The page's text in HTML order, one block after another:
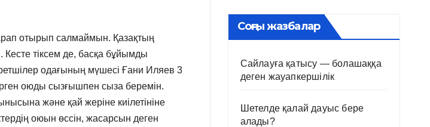
отырып салмаймын. Қазақтың
тіксем де, басқа бұйымды
одағының мүшесі Ғани Иляев 3
оюды сызғышпен сыза беремін.
және қай жеріне киілетініне
оюын өссін, жасарсын деген
Соңғы жазбалар
Сайлауға қатысу — болашаққа
деген жауапкершілік
Шетелде қалай дауыс бере
алады?